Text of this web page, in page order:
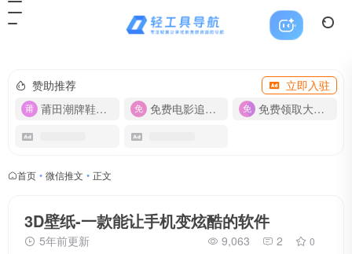
赞助推荐
立即入驻
莆田潮牌鞋服-货源
免费电影追剧APP 免费领取大流量卡【500G】
首页 • 微信推文 • 正文
3D壁纸-一款能让手机变炫酷的软件
5年前更新 9,063 2 0